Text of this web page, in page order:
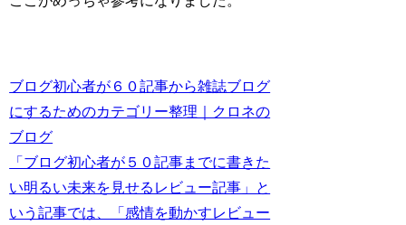
ブログ初心者が６０記事から雑誌ブログ
にするためのカテゴリー整理｜クロネの
ブログ
「ブログ初心者が５０記事までに書きた
い明るい未来を見せるレビュー記事」と
いう記事では、「感情を動かすレビュー